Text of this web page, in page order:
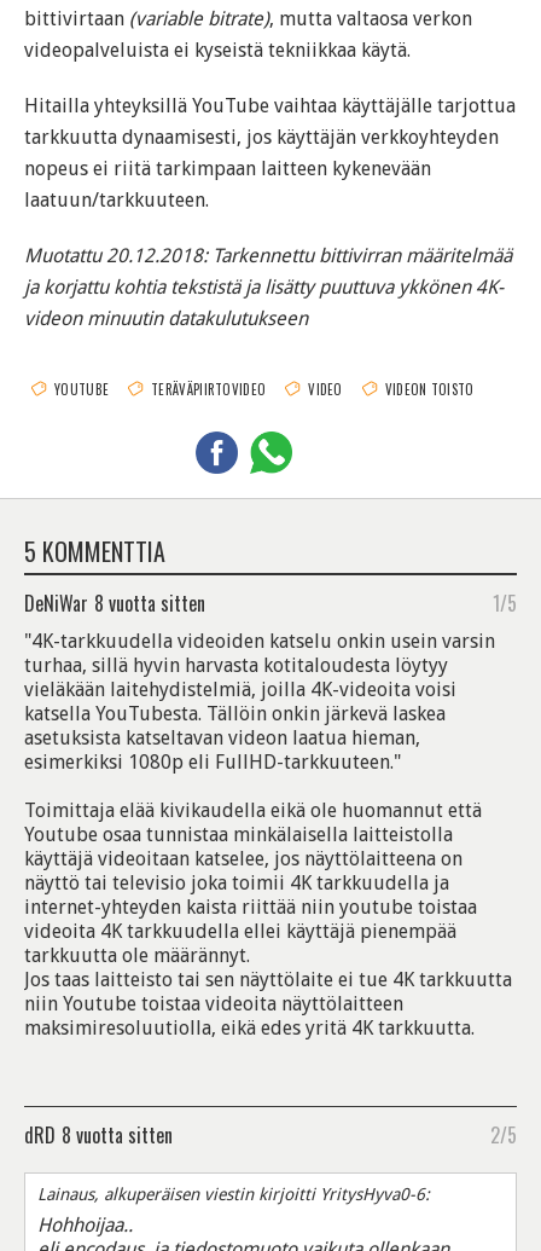
bittivirtaan (variable bitrate), mutta valtaosa verkon
videopalveluista ei kyseistä tekniikkaa käytä.
Hitailla yhteyksillä YouTube vaihtaa käyttäjälle tarjottua
tarkkuutta dynaamisesti, jos käyttäjän verkkoyhteyden
nopeus ei riitä tarkimpaan laitteen kykenevään
laatuun/tarkkuuteen.
Muotattu 20.12.2018: Tarkennettu bittivirran määritelmää
ja korjattu kohtia tekstistä ja lisätty puuttuva ykkönen 4K-
videon minuutin datakulutukseen
YOUTUBE TERÄVÄPIIRTOVIDEO VIDEO VIDEON TOISTO
5 KOMMENTTIA
DeNiWar 8 vuotta sitten 1/5
"4K-tarkkuudella videoiden katselu onkin usein varsin
turhaa, sillä hyvin harvasta kotitaloudesta löytyy
vieläkään laitehydistelmiä, joilla 4K-videoita voisi
katsella YouTubesta. Tällöin onkin järkevä laskea
asetuksista katseltavan videon laatua hieman,
esimerkiksi 1080p eli FullHD-tarkkuuteen."
Toimittaja elää kivikaudella eikä ole huomannut että
Youtube osaa tunnistaa minkälaisella laitteistolla
käyttäjä videoitaan katselee, jos näyttölaitteena on
näyttö tai televisio joka toimii 4K tarkkuudella ja
internet-yhteyden kaista riittää niin youtube toistaa
videoita 4K tarkkuudella ellei käyttäjä pienempää
tarkkuutta ole määrännyt.
Jos taas laitteisto tai sen näyttölaite ei tue 4K tarkkuutta
niin Youtube toistaa videoita näyttölaitteen
maksimiresoluutiolla, eikä edes yritä 4K tarkkuutta.
dRD 8 vuotta sitten 2/5
Lainaus, alkuperäisen viestin kirjoitti YritysHyva0-6:
Hohhoijaa..